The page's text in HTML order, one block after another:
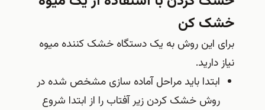
خشک کن
برای این روش به یک دستگاه خشک کننده میوه
نیاز دارید.
ابتدا باید مراحل آماده سازی مشخص شده در
روش خشک کردن زیر آفتاب را از ابتدا شروع